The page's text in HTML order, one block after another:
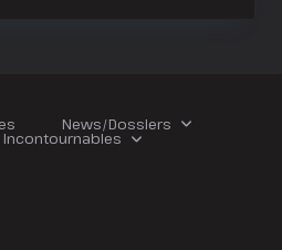
Perplexe
News/Dossiers
Incontournables